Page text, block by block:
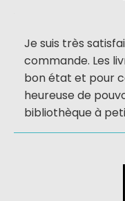
Je suis très
commande. Les
bon état et pour
heureuse de
bibliothèque à